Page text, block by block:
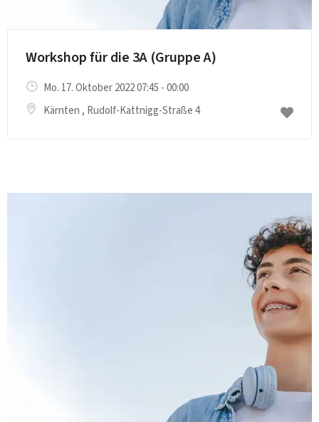
Workshop für die 3A (Gruppe A)
Mo. 17. Oktober 2022 07:45 - 00:00
Kärnten , Rudolf-Kattnigg-Straße 4